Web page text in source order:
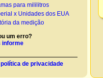
para mililitros
x Unidades dos EUA
da medição
um erro?
informe
de privacidade